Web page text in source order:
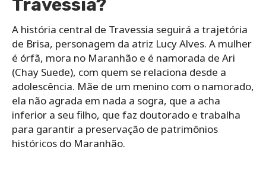
Travessia?
A história central de Travessia seguirá a trajetória
de Brisa, personagem da atriz Lucy Alves. A mulher
é órfã, mora no Maranhão e é namorada de Ari
(Chay Suede), com quem se relaciona desde a
adolescência. Mãe de um menino com o namorado,
ela não agrada em nada a sogra, que a acha
inferior a seu filho, que faz doutorado e trabalha
para garantir a preservação de patrimônios
históricos do Maranhão.